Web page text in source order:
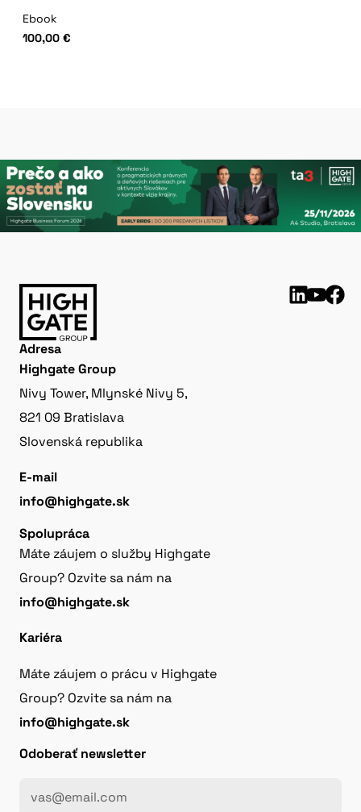
Ebook
100,00 €
Adresa
Highgate Group
Nivy Tower, Mlynské Nivy 5,
821 09 Bratislava
Slovenská republika
E-mail
info@highgate.sk
Spolupráca
Máte záujem o služby Highgate
Group? Ozvite sa nám na
info@highgate.sk
Kariéra
Máte záujem o prácu v Highgate
Group? Ozvite sa nám na
info@highgate.sk
Odoberať newsletter